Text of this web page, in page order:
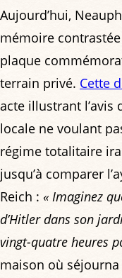
Aujourd’hui,
mémoire
plaque
terrain privé. Cette
acte illustrant l’avis
locale ne voulant
régime totalitaire
jusqu’à comparer
Reich : « Imaginez
d’Hitler dans son
vingt-quatre heures
maison où